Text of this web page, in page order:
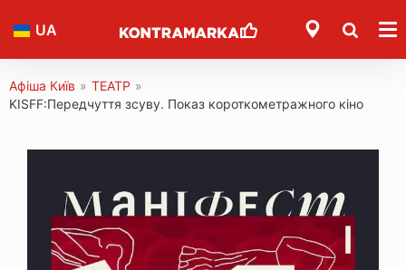
UA
Афіша Київ » ТЕАТР »
KISFF:Передчуття зсуву. Показ короткометражного кіно